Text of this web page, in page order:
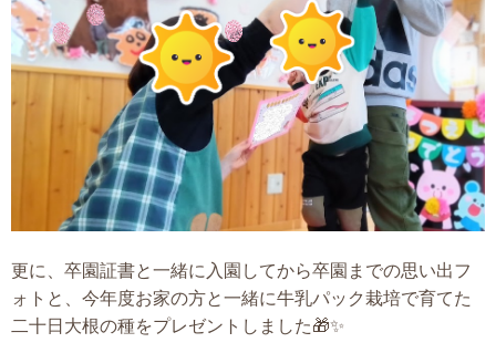
更に、卒園証書と一緒に入園してから卒園までの思い出フ
ォトと、今年度お家の方と一緒に牛乳パック栽培で育てた
二十日大根の種をプレゼントしました🎁✨